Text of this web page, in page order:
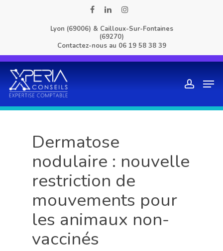
facebooklinkedininstagram
Lyon (69006) & Cailloux-Sur-Fontaines
(69270)
Contactez-nous au 06 19 58 38 39
Dermatose
nodulaire : nouvelle
restriction de
mouvements pour
les animaux non-
vaccinés